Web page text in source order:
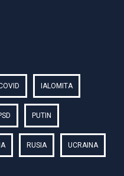
IALOMITA
PUTIN
RUSIA UCRAINA